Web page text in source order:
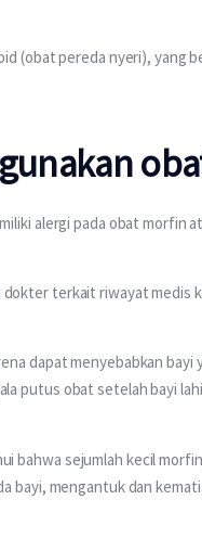
(obat pereda nyeri), yang
alergi pada obat morfin
terkait riwayat medis
dapat menyebabkan bayi
putus obat setelah bayi
sejumlah kecil
bayi, mengantuk dan